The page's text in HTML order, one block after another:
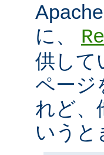
に、
供して
ページ
れど、
いうと